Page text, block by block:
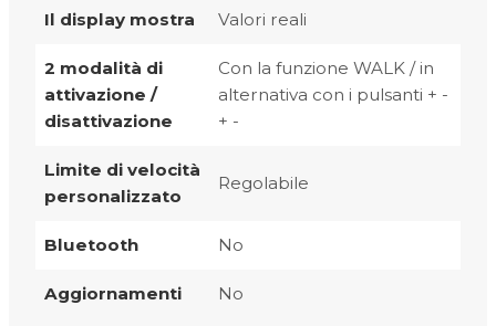
Il display mostra Valori reali
2 modalità di
attivazione /
disattivazione
Con la funzione WALK / in
alternativa con i pulsanti + -
+ -
Limite di velocità
personalizzato
Regolabile
Bluetooth No
Aggiornamenti No